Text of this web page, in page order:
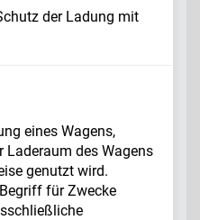
der Ladung mit
eines Wagens,
Laderaum des Wagens
genutzt wird.
für Zwecke